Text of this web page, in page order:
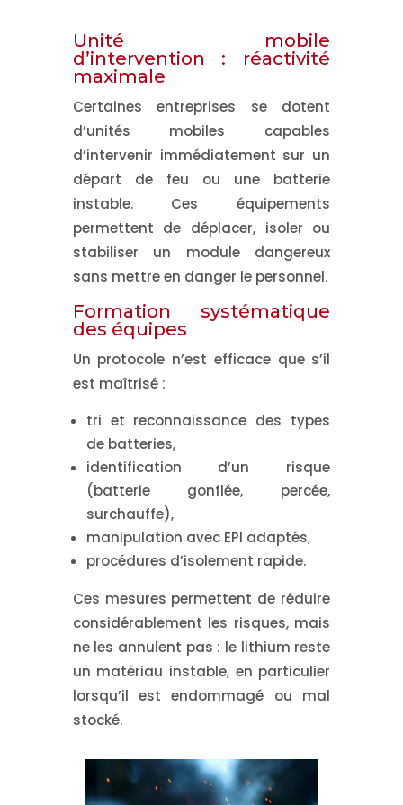
Unité mobile
d’intervention : réactivité
maximale
Certaines entreprises se dotent
d’unités mobiles capables
d’intervenir immédiatement sur un
départ de feu ou une batterie
instable. Ces équipements
permettent de déplacer, isoler ou
stabiliser un module dangereux
sans mettre en danger le personnel.
Formation systématique
des équipes
Un protocole n’est efficace que s’il
est maîtrisé :
tri et reconnaissance des types
de batteries,
identification d’un risque
(batterie gonflée, percée,
surchauffe),
manipulation avec EPI adaptés,
procédures d’isolement rapide.
Ces mesures permettent de réduire
considérablement les risques, mais
ne les annulent pas : le lithium reste
un matériau instable, en particulier
lorsqu’il est endommagé ou mal
stocké.